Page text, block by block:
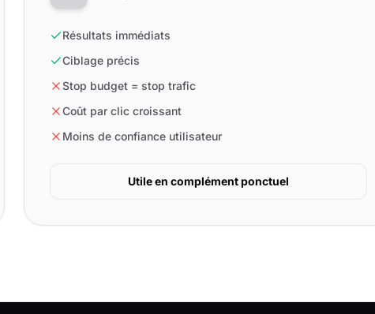
Résultats immédiats
Ciblage précis
Stop budget = stop trafic
Coût par clic croissant
Moins de confiance utilisateur
Utile en complément ponctuel